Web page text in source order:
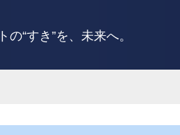
の“すき”を、未来へ。